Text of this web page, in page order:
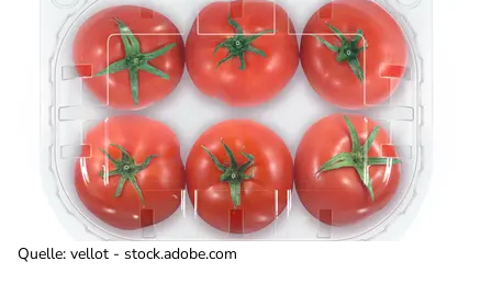
Quelle: vellot - stock.adobe.com